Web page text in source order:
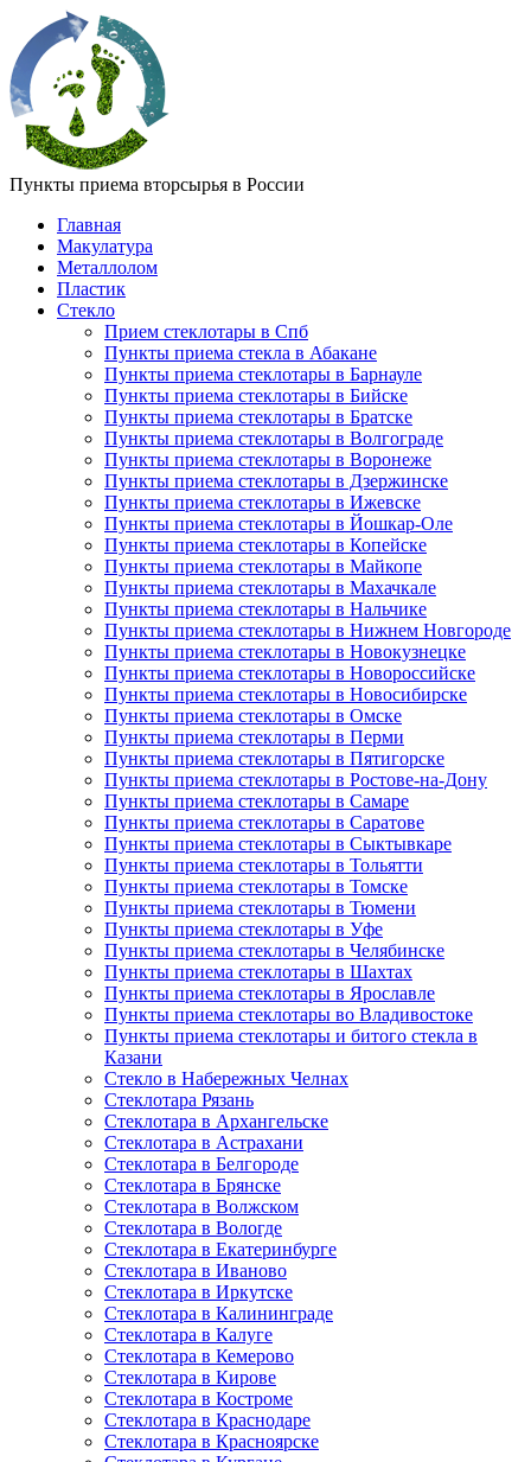
Пункты приема вторсырья в России
Главная
Макулатура
Металлолом
Пластик
Стекло
Прием стеклотары в Спб
Пункты приема стекла в Абакане
Пункты приема стеклотары в Барнауле
Пункты приема стеклотары в Бийске
Пункты приема стеклотары в Братске
Пункты приема стеклотары в Волгограде
Пункты приема стеклотары в Воронеже
Пункты приема стеклотары в Дзержинске
Пункты приема стеклотары в Ижевске
Пункты приема стеклотары в Йошкар-Оле
Пункты приема стеклотары в Копейске
Пункты приема стеклотары в Майкопе
Пункты приема стеклотары в Махачкале
Пункты приема стеклотары в Нальчике
Пункты приема стеклотары в Нижнем Новгороде
Пункты приема стеклотары в Новокузнецке
Пункты приема стеклотары в Новороссийске
Пункты приема стеклотары в Новосибирске
Пункты приема стеклотары в Омске
Пункты приема стеклотары в Перми
Пункты приема стеклотары в Пятигорске
Пункты приема стеклотары в Ростове-на-Дону
Пункты приема стеклотары в Самаре
Пункты приема стеклотары в Саратове
Пункты приема стеклотары в Сыктывкаре
Пункты приема стеклотары в Тольятти
Пункты приема стеклотары в Томске
Пункты приема стеклотары в Тюмени
Пункты приема стеклотары в Уфе
Пункты приема стеклотары в Челябинске
Пункты приема стеклотары в Шахтах
Пункты приема стеклотары в Ярославле
Пункты приема стеклотары во Владивостоке
Пункты приема стеклотары и битого стекла в
Казани
Стекло в Набережных Челнах
Стеклотара Рязань
Стеклотара в Архангельске
Стеклотара в Астрахани
Стеклотара в Белгороде
Стеклотара в Брянске
Стеклотара в Волжском
Стеклотара в Вологде
Стеклотара в Екатеринбурге
Стеклотара в Иваново
Стеклотара в Иркутске
Стеклотара в Калининграде
Стеклотара в Калуге
Стеклотара в Кемерово
Стеклотара в Кирове
Стеклотара в Костроме
Стеклотара в Краснодаре
Стеклотара в Красноярске